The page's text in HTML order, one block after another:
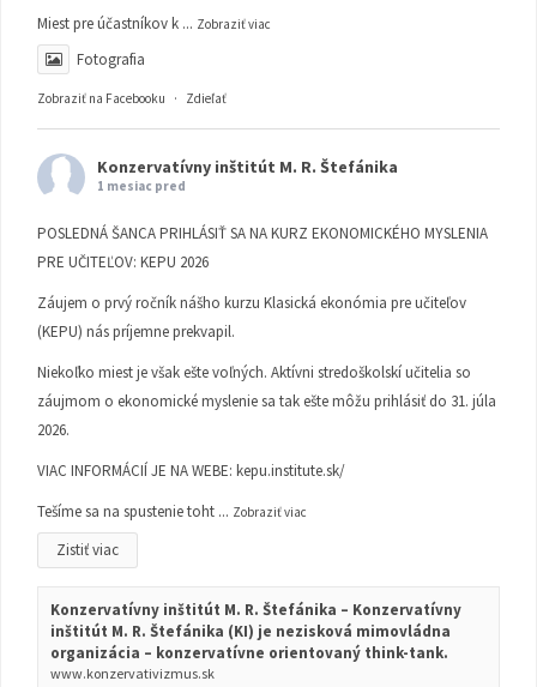
Miest pre účastníkov k ... Zobraziť viac
Fotografia
Zobraziť na Facebooku · Zdieľať
Konzervatívny inštitút M. R. Štefánika
1 mesiac pred
POSLEDNÁ ŠANCA PRIHLÁSIŤ SA NA KURZ EKONOMICKÉHO MYSLENIA
PRE UČITEĽOV: KEPU 2026
Záujem o prvý ročník nášho kurzu Klasická ekonómia pre učiteľov
(KEPU) nás príjemne prekvapil.
Niekoľko miest je však ešte voľných. Aktívni stredoškolskí učitelia so
záujmom o ekonomické myslenie sa tak ešte môžu prihlásiť do 31. júla
2026.
VIAC INFORMÁCIÍ JE NA WEBE: kepu.institute.sk/
Tešíme sa na spustenie toht ... Zobraziť viac
Zistiť viac
Konzervatívny inštitút M. R. Štefánika – Konzervatívny
inštitút M. R. Štefánika (KI) je nezisková mimovládna
organizácia – konzervatívne orientovaný think-tank.
www.konzervativizmus.sk